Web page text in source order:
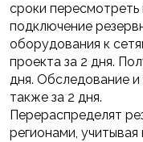
сроки
подключение
оборудования к
проекта за 2 дня.
дня. Обследование
также за 2 дня.
Перераспределят
регионами,